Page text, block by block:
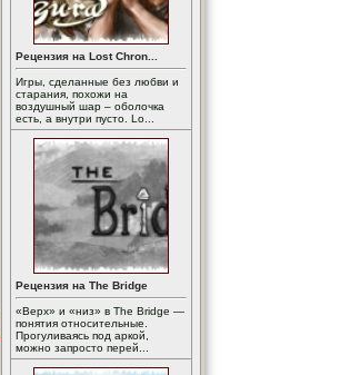
Рецензия на Lost Chron...
Игры, сделанные без любви и
старания, похожи на
воздушный шар – оболочка
есть, а внутри пусто. Lo...
Рецензия на The Bridge
«Верх» и «низ» в The Bridge —
понятия относительные.
Прогуливаясь под аркой,
можно запросто перей...